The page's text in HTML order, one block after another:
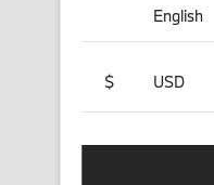
English
$ USD